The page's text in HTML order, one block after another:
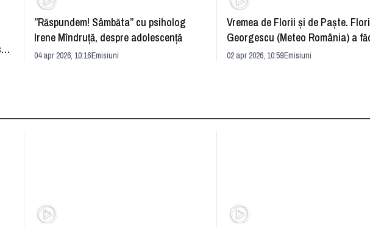
”Răspundem! Sâmbăta” cu psiholog
Irene Mîndruță, despre adolescență
04 apr 2026, 10:16Emisiuni
Vremea de Florii și de Paște.
Georgescu (Meteo România) a
prognoza
02 apr 2026, 10:59Emisiuni